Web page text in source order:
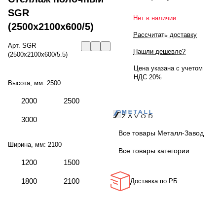
SGR
(2500x2100x600/5)
Арт. SGR
(2500x2100x600/5.5)
Высота, мм: 2500
2000 2500
3000
Ширина, мм: 2100
1200 1500
1800 2100
Нет в наличии
Рассчитать доставку
Нашли дешевле?
Цена указана с учетом
НДС 20%
Все товары Металл-Завод
Все товары категории
Доставка по РБ